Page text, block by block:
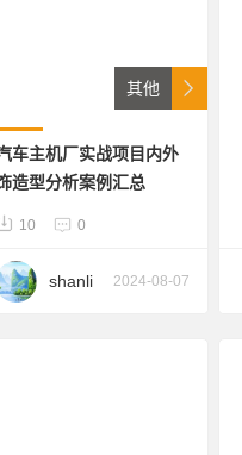
其他
车主机厂实战项目内外
造型分析案例汇总
10 0
shanli 2024-08-07